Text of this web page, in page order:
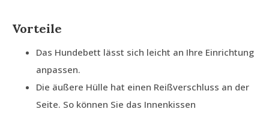
Vorteile
Das Hundebett lässt sich leicht an Ihre Einrichtung
anpassen.
Die äußere Hülle hat einen Reißverschluss an der
Seite. So können Sie das Innenkissen